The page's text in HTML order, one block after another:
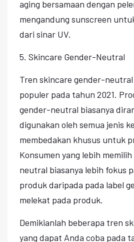
aging bersamaan dengan
mengandung sunscreen
dari sinar UV.
5. Skincare Gender-Neutral
Tren skincare gender-neutral
populer pada tahun 2021.
gender-neutral biasanya
digunakan oleh semua jenis
membedakan khusus untuk
Konsumen yang lebih
neutral biasanya lebih fokus
produk daripada pada label
melekat pada produk.
Demikianlah beberapa tren
yang dapat Anda coba pada